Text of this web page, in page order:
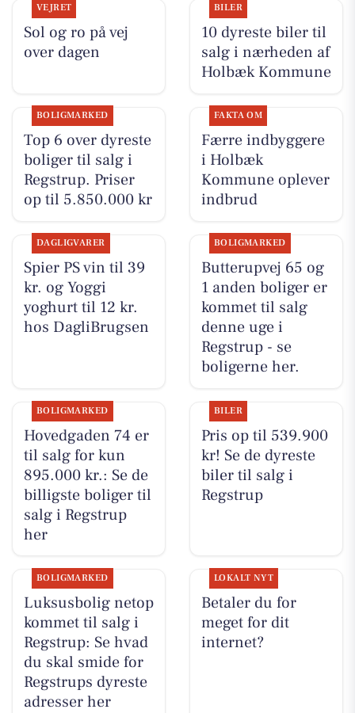
VEJRET
Sol og ro på vej
over dagen
BILER
10 dyreste biler til
salg i nærheden af
Holbæk Kommune
BOLIGMARKED
Top 6 over dyreste
boliger til salg i
Regstrup. Priser
op til 5.850.000 kr
FAKTA OM
Færre indbyggere
i Holbæk
Kommune oplever
indbrud
DAGLIGVARER
Spier PS vin til 39
kr. og Yoggi
yoghurt til 12 kr.
hos DagliBrugsen
BOLIGMARKED
Butterupvej 65 og
1 anden boliger er
kommet til salg
denne uge i
Regstrup - se
boligerne her.
BOLIGMARKED
Hovedgaden 74 er
til salg for kun
895.000 kr.: Se de
billigste boliger til
salg i Regstrup
her
BILER
Pris op til 539.900
kr! Se de dyreste
biler til salg i
Regstrup
BOLIGMARKED
Luksusbolig netop
kommet til salg i
Regstrup: Se hvad
du skal smide for
Regstrups dyreste
adresser her
LOKALT NYT
Betaler du for
meget for dit
internet?